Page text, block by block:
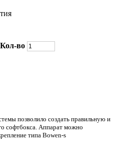
Кол-во
позволило создать правильную и
софтбокса. Аппарат можно
типа Bowen-s